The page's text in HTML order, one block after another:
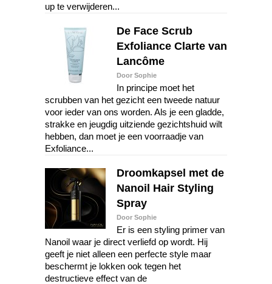
up te verwijderen...
De Face Scrub
Exfoliance Clarte van
Lancôme
Door Sophie
In principe moet het
scrubben van het gezicht een tweede natuur
voor ieder van ons worden. Als je een gladde,
strakke en jeugdig uitziende gezichtshuid wilt
hebben, dan moet je een voorraadje van
Exfoliance...
Droomkapsel met de
Nanoil Hair Styling
Spray
Door Sophie
Er is een styling primer van
Nanoil waar je direct verliefd op wordt. Hij
geeft je niet alleen een perfecte style maar
beschermt je lokken ook tegen het
destructieve effect van de